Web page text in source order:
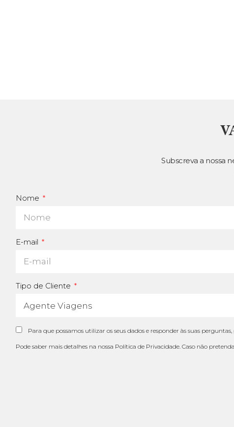
Subscreva a nossa
Nome
E-mail
Tipo de Cliente
Para que possamos utilizar os seus dados e responder às suas
Pode saber mais detalhes na nossa Política de Privacidade. Caso não